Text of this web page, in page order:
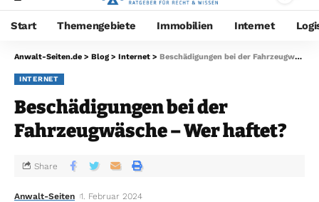
Start Themengebiete Immobilien Internet
Anwalt-Seiten.de > Blog > Internet > Beschädigungen bei der Fahrzeugwäsche – Wer haftet?
INTERNET
Beschädigungen bei der
Fahrzeugwäsche – Wer haftet?
Anwalt-Seiten 1. Februar 2024
Share